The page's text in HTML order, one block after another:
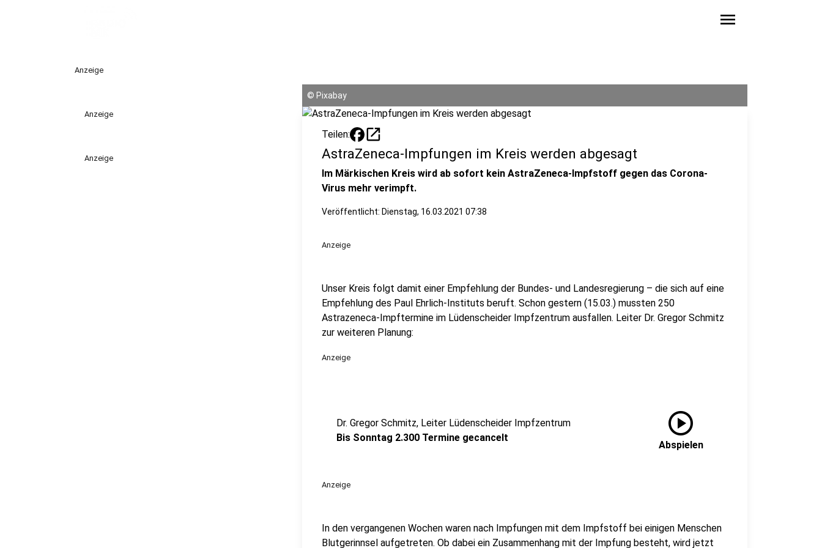
menu
Anzeige
Anzeige
Anzeige
© Pixabay
Teilen: open_in_new
AstraZeneca-Impfungen im Kreis werden abgesagt
Im Märkischen Kreis wird ab sofort kein AstraZeneca-Impfstoff gegen das Corona-
Virus mehr verimpft.
Veröffentlicht: Dienstag, 16.03.2021 07:38
Anzeige
Unser Kreis folgt damit einer Empfehlung der Bundes- und Landesregierung – die sich auf eine
Empfehlung des Paul Ehrlich-Instituts beruft. Schon gestern (15.03.) mussten 250
Astrazeneca-Impftermine im Lüdenscheider Impfzentrum ausfallen. Leiter Dr. Gregor Schmitz
zur weiteren Planung:
Anzeige
Dr. Gregor Schmitz, Leiter Lüdenscheider Impfzentrum
Bis Sonntag 2.300 Termine gecancelt
play_circle
Abspielen
Anzeige
In den vergangenen Wochen waren nach Impfungen mit dem Impfstoff bei einigen Menschen
Blutgerinnsel aufgetreten. Ob dabei ein Zusammenhang mit der Impfung besteht, wird jetzt